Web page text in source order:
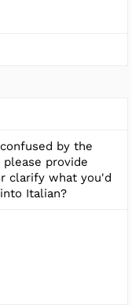
by the
provide
clarify what you'd
Italian?